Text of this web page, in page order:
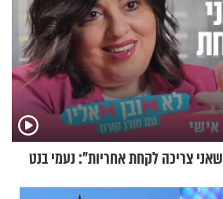
צריכה לקחת אחריות": נעמי בנט